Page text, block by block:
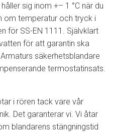
sig inom +– 1 °C när du
om temperatur och tryck i
för SS-EN 1111. Självklart
för att garantin ska
säkerhetsblandare
termostatinsats.
i rören tack vare vår
Det garanterar vi. Vi åtar
blandarens stängningstid